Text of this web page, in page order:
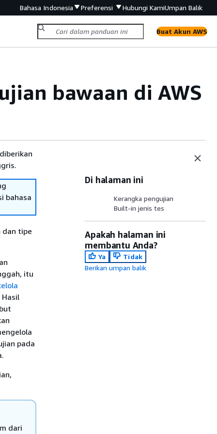
Bahasa Indonesia Preferensi Hubungi KamiUmpan Balik
Buat Akun AWS
bawaan di AWS
bahasa
dan tipe
itu
pada
dari
Di halaman ini
Kerangka pengujian
Built-in jenis tes
Apakah halaman ini
membantu Anda?
Ya
Tidak
Berikan umpan balik